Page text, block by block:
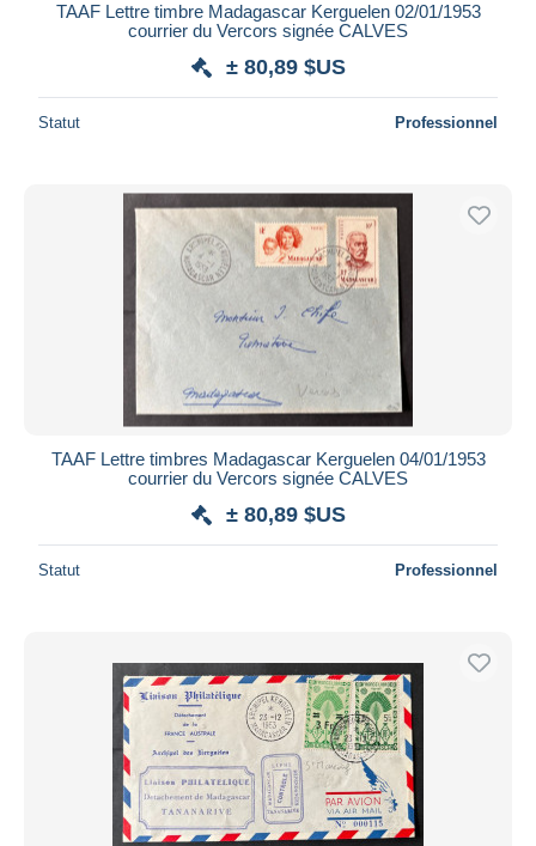
TAAF Lettre timbre Madagascar Kerguelen 02/01/1953
courrier du Vercors signée CALVES
± 80,89 $US
Statut Professionnel
TAAF Lettre timbres Madagascar Kerguelen 04/01/1953
courrier du Vercors signée CALVES
± 80,89 $US
Statut Professionnel